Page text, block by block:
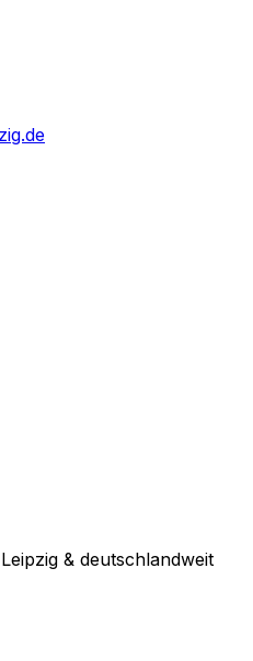
& deutschlandweit